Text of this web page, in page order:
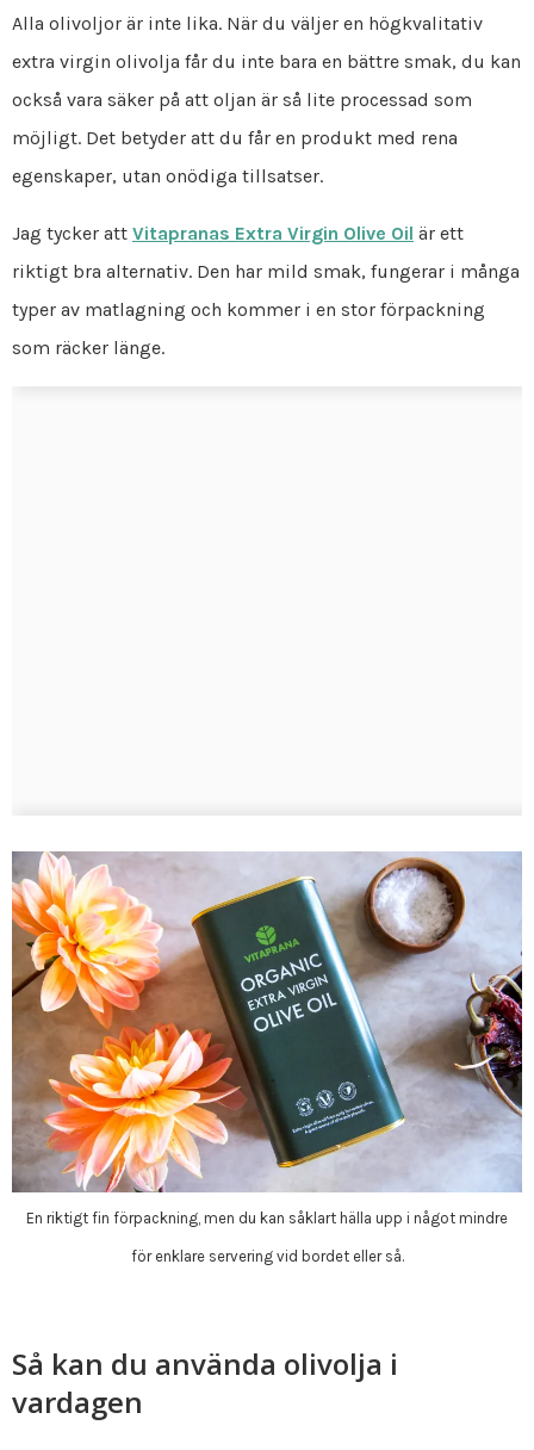
Alla olivoljor är inte lika. När du väljer en högkvalitativ
extra virgin olivolja får du inte bara en bättre smak, du kan
också vara säker på att oljan är så lite processad som
möjligt. Det betyder att du får en produkt med rena
egenskaper, utan onödiga tillsatser.
Jag tycker att Vitapranas Extra Virgin Olive Oil är ett
riktigt bra alternativ. Den har mild smak, fungerar i många
typer av matlagning och kommer i en stor förpackning
som räcker länge.
En riktigt fin förpackning, men du kan såklart hälla upp i något mindre
för enklare servering vid bordet eller så.
Så kan du använda olivolja i
vardagen